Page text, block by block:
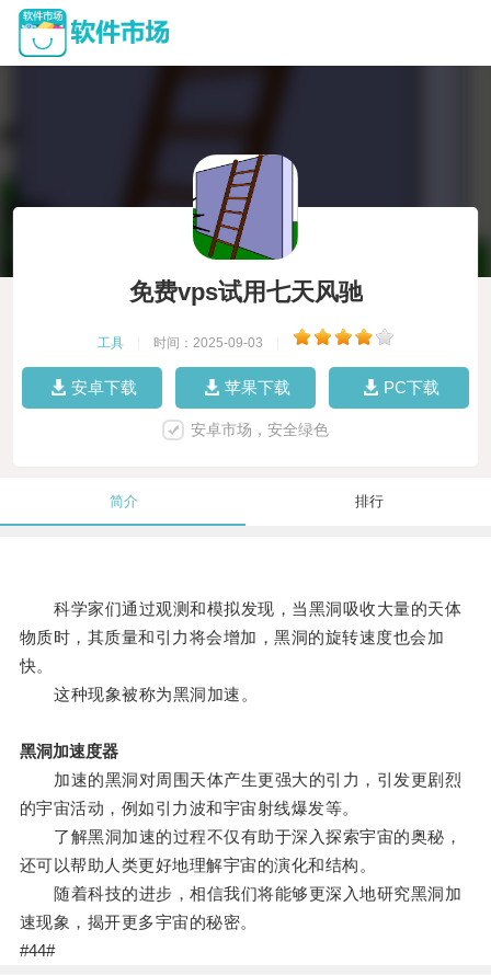
免费vps试用七天风驰
工具 时间：2025-09-03
安卓下载 苹果下载 PC下载
安卓市场，安全绿色
简介 排行
科学家们通过观测和模拟发现，当黑洞吸收大量的天体
物质时，其质量和引力将会增加，黑洞的旋转速度也会加
快。
这种现象被称为黑洞加速。
黑洞加速度器
加速的黑洞对周围天体产生更强大的引力，引发更剧烈
的宇宙活动，例如引力波和宇宙射线爆发等。
了解黑洞加速的过程不仅有助于深入探索宇宙的奥秘，
还可以帮助人类更好地理解宇宙的演化和结构。
随着科技的进步，相信我们将能够更深入地研究黑洞加
速现象，揭开更多宇宙的秘密。
#44#